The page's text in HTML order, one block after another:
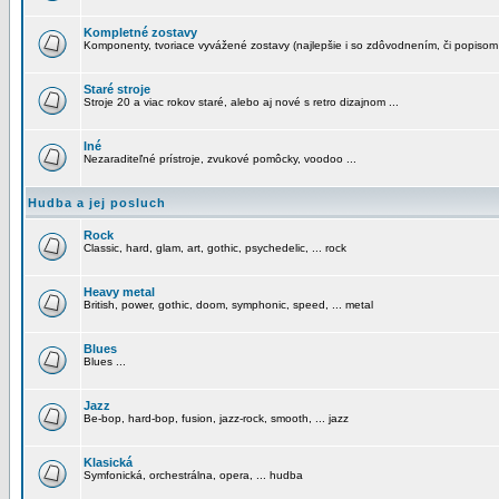
Kompletné zostavy
Komponenty, tvoriace vyvážené zostavy (najlepšie i so zdôvodnením, či
Staré stroje
Stroje 20 a viac rokov staré, alebo aj nové s retro dizajnom ...
Iné
Nezaraditeľné prístroje, zvukové pomôcky, voodoo ...
Hudba a jej posluch
Rock
Classic, hard, glam, art, gothic, psychedelic, ... rock
Heavy metal
British, power, gothic, doom, symphonic, speed, ... metal
Blues
Blues ...
Jazz
Be-bop, hard-bop, fusion, jazz-rock, smooth, ... jazz
Klasická
Symfonická, orchestrálna, opera, ... hudba